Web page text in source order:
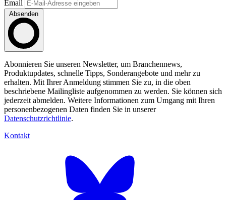
Email
Absenden
Abonnieren Sie unseren Newsletter, um Branchennews,
Produktupdates, schnelle Tipps, Sonderangebote und mehr zu
erhalten. Mit Ihrer Anmeldung stimmen Sie zu, in die oben
beschriebene Mailingliste aufgenommen zu werden. Sie können sich
jederzeit abmelden. Weitere Informationen zum Umgang mit Ihren
personenbezogenen Daten finden Sie in unserer
Datenschutzrichtlinie.
Kontakt